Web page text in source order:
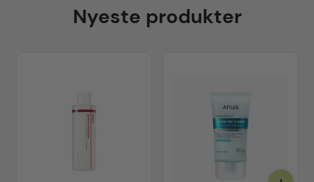
Nyeste produkter